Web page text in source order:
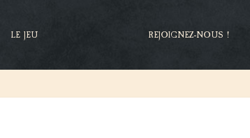
LE JEU REJOIGNEZ-NOUS !